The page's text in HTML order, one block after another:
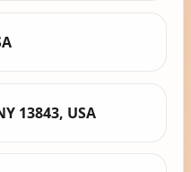
13843, USA